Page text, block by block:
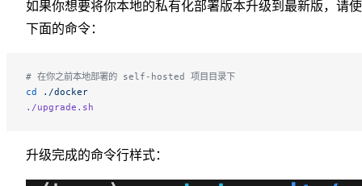
如果你想要将你本地的私有化部署版本升级到最新版，请
下面的命令：
# 在你之前本地部署的 self-hosted 项目目录下
cd
./docker
./upgrade.sh
升级完成的命令行样式：